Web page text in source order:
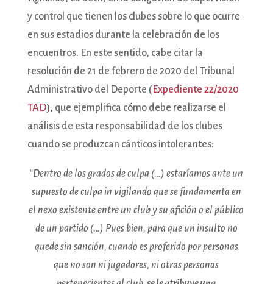
y control que tienen los clubes sobre lo que ocurre
en sus estadios durante la celebración de los
encuentros. En este sentido, cabe citar la
resolución de 21 de febrero de 2020 del Tribunal
Administrativo del Deporte ( Expediente 22/2020
TAD), que ejemplifica cómo debe realizarse el
análisis de esta responsabilidad de los clubes
cuando se produzcan cánticos intolerantes:
“Dentro de los grados de culpa (…) estaríamos ante un
supuesto de culpa in vigilando que se fundamenta en
el nexo existente entre un club y su afición o el público
de un partido (…) Pues bien, para que un insulto no
quede sin sanción, cuando es proferido por personas
que no son ni jugadores, ni otras personas